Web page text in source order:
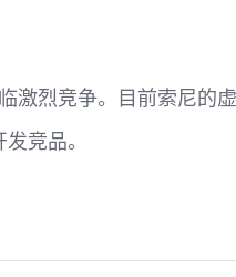
烈竞争。目前索尼的
竞品。